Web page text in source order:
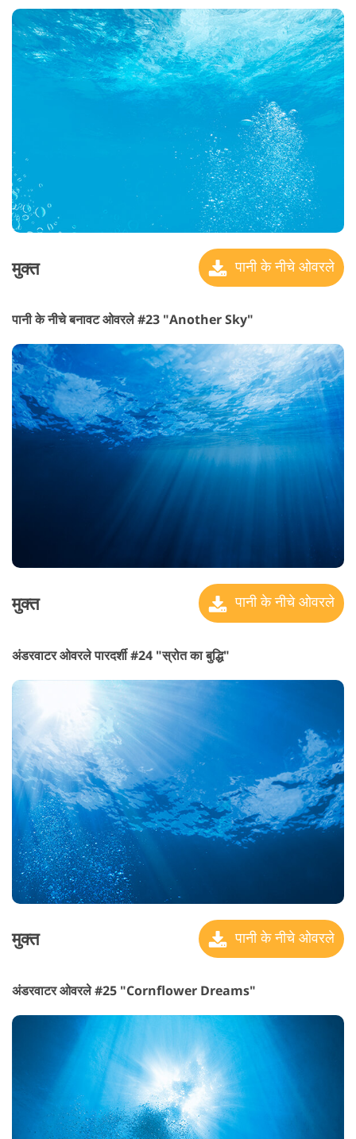
मुक्त पानी के नीचे ओवरले
पानी के नीचे बनावट ओवरले #23 "Another Sky"
मुक्त पानी के नीचे ओवरले
अंडरवाटर ओवरले पारदर्शी #24 "स्रोत का बुद्धि"
मुक्त पानी के नीचे ओवरले
अंडरवाटर ओवरले #25 "Cornflower Dreams"